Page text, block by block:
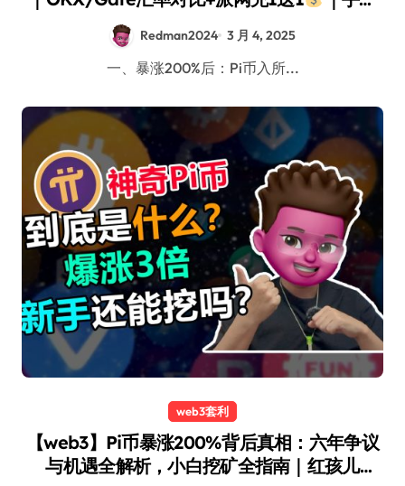
手教USDT入金兑换｜20%返佣秘籍｜Pi币冲前
十大市值
｜红孩儿redman
Redman2024 3 月 4, 2025
一、暴涨200%后：Pi币入所...
web3套利
【web3】Pi币暴涨200%背后真相：六年争议
与机遇全解析，小白挖矿全指南｜红孩儿